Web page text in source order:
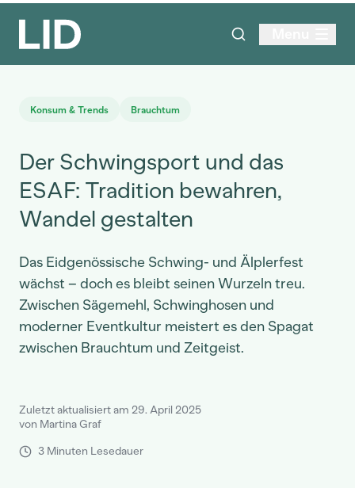
Konsum & Trends Brauchtum
Der Schwingsport und das
ESAF: Tradition bewahren,
Wandel gestalten
Das Eidgenössische Schwing- und Älplerfest
wächst – doch es bleibt seinen Wurzeln treu.
Zwischen Sägemehl, Schwinghosen und
moderner Eventkultur meistert es den Spagat
zwischen Brauchtum und Zeitgeist.
Zuletzt aktualisiert am 29. April 2025
von Martina Graf
3 Minuten Lesedauer